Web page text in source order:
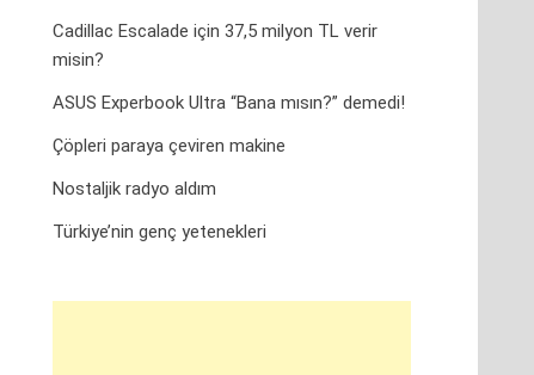
Cadillac Escalade için 37,5 milyon TL verir
misin?
ASUS Experbook Ultra “Bana mısın?” demedi!
Çöpleri paraya çeviren makine
Nostaljik radyo aldım
Türkiye’nin genç yetenekleri